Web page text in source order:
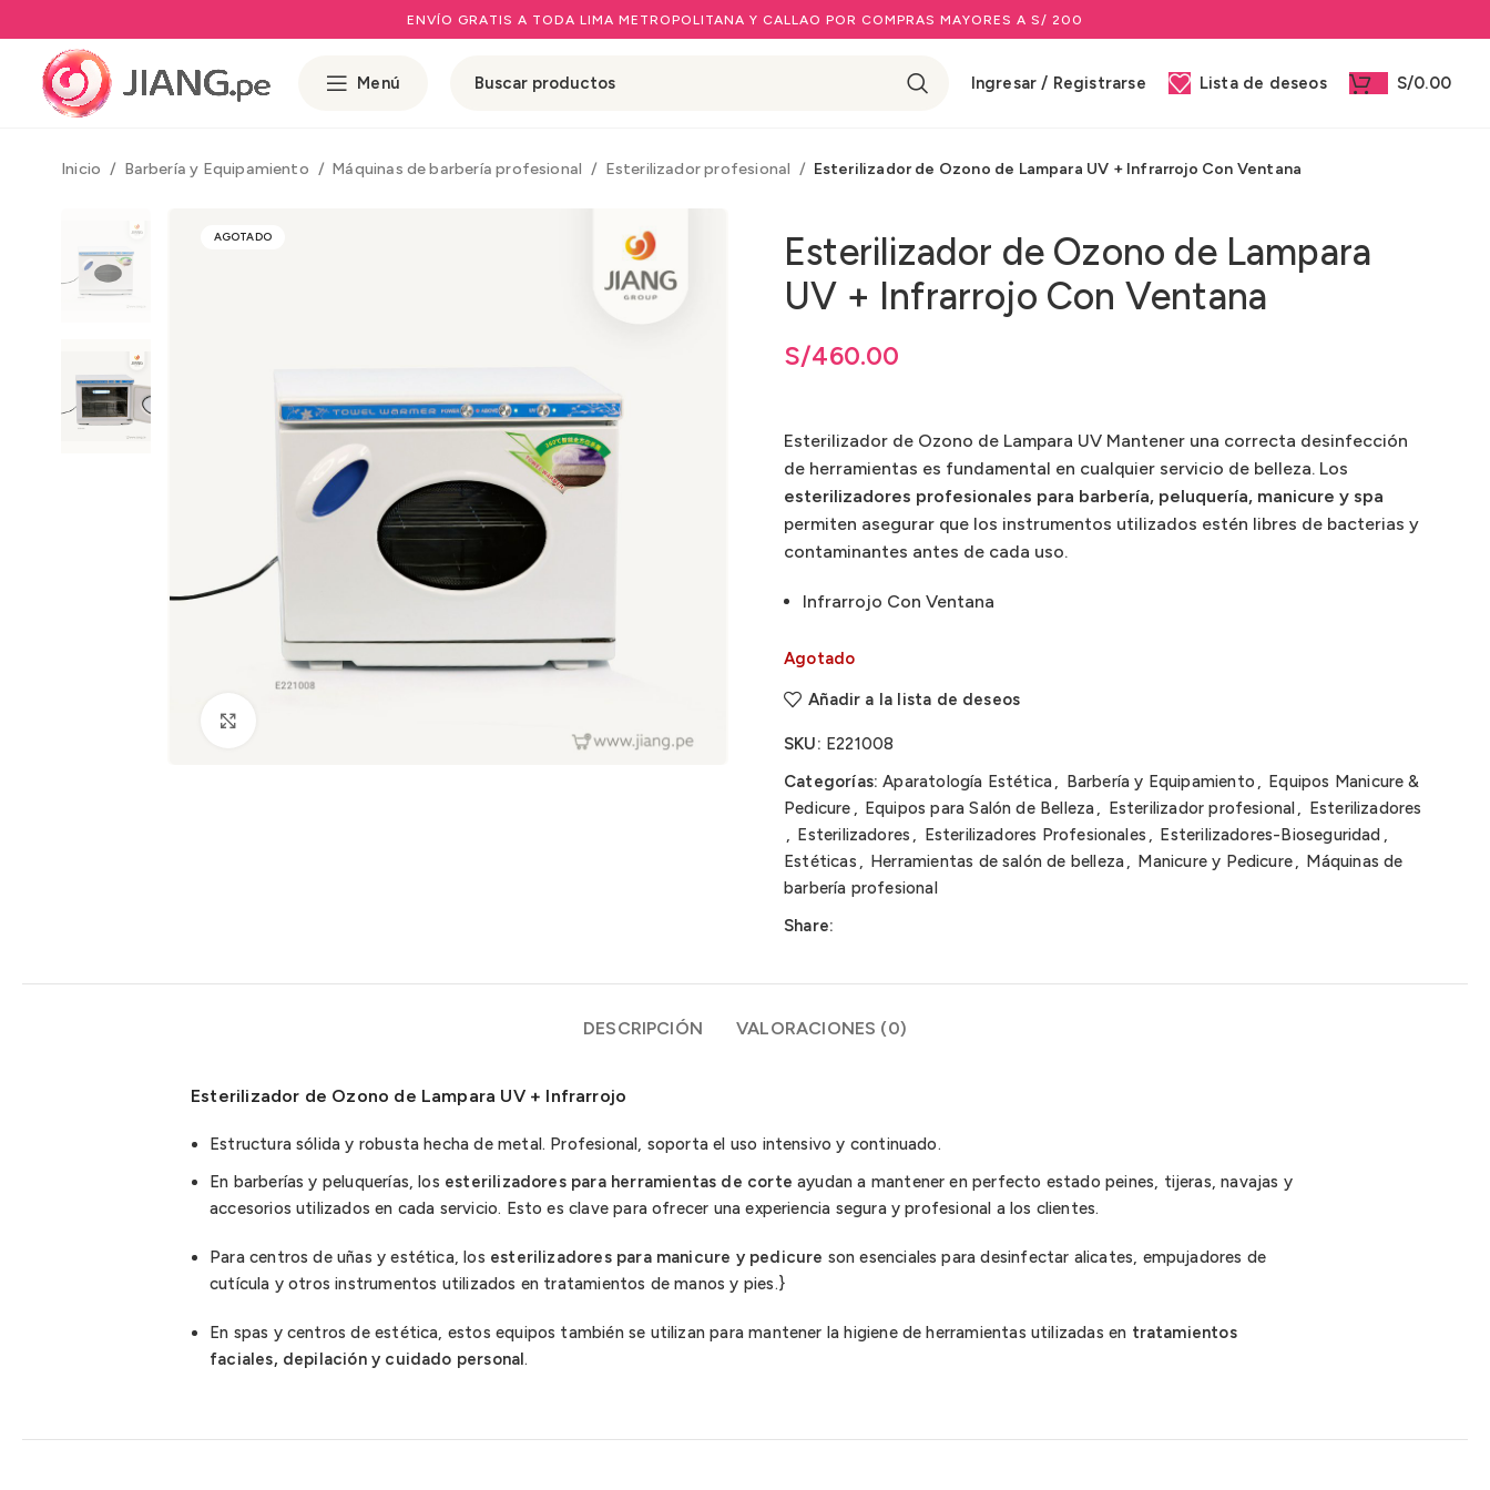
ENVÍO GRATIS A TODA LIMA METROPOLITANA Y CALLAO POR COMPRAS MAYORES A S/ 200
Menú Ingresar / Registrarse Lista de deseos S/0.00
Inicio Barbería y Equipamiento Máquinas de barbería profesional Esterilizador profesional Esterilizador de Ozono de Lampara UV + Infrarrojo Con Ventana
AGOTADO
Esterilizador de Ozono de Lampara
UV + Infrarrojo Con Ventana
S/460.00
Esterilizador de Ozono de Lampara UV Mantener una correcta desinfección
de herramientas es fundamental en cualquier servicio de belleza. Los
esterilizadores profesionales para barbería, peluquería, manicure y spa
permiten asegurar que los instrumentos utilizados estén libres de bacterias y
contaminantes antes de cada uso.
Infrarrojo Con Ventana
Agotado
Añadir a la lista de deseos
SKU: E221008
Categorías: Aparatología Estética, Barbería y Equipamiento , Equipos Manicure &
Pedicure , Equipos para Salón de Belleza, Esterilizador profesional, Esterilizadores
, Esterilizadores , Esterilizadores Profesionales , Esterilizadores-Bioseguridad ,
Estéticas , Herramientas de salón de belleza, Manicure y Pedicure, Máquinas de
barbería profesional
Share:
DESCRIPCIÓN VALORACIONES (0)
Esterilizador de Ozono de Lampara UV + Infrarrojo
Estructura sólida y robusta hecha de metal. Profesional, soporta el uso intensivo y continuado.
En barberías y peluquerías, los esterilizadores para herramientas de corte ayudan a mantener en perfecto estado peines, tijeras, navajas y
accesorios utilizados en cada servicio. Esto es clave para ofrecer una experiencia segura y profesional a los clientes.
Para centros de uñas y estética, los esterilizadores para manicure y pedicure son esenciales para desinfectar alicates, empujadores de
cutícula y otros instrumentos utilizados en tratamientos de manos y pies.}
En spas y centros de estética, estos equipos también se utilizan para mantener la higiene de herramientas utilizadas en tratamientos
faciales, depilación y cuidado personal.